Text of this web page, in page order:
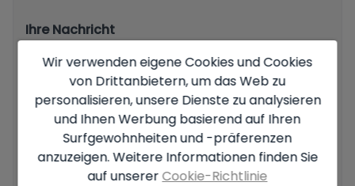
Ihre Nachricht
Grundlegende Informationen zum Datenschutz auf der
Grundlage der Europäischen Datenschutzverordnung (EU)
2016/679 (GDPR).
Wir verwenden eigene Cookies und Cookies
von Drittanbietern, um das Web zu
personalisieren, unsere Dienste zu analysieren
und Ihnen Werbung basierend auf Ihren
Surfgewohnheiten und -präferenzen
anzuzeigen. Weitere Informationen finden Sie
auf unserer Cookie-Richtlinie